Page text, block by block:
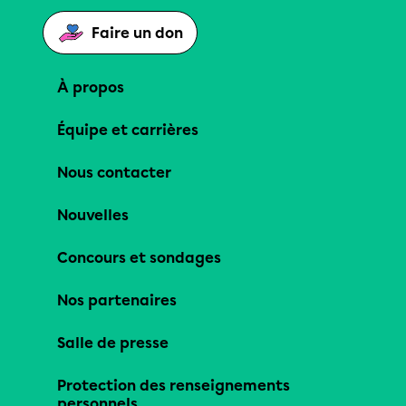
Faire un don
À propos
Équipe et carrières
Nous contacter
Nouvelles
Concours et sondages
Nos partenaires
Salle de presse
Protection des renseignements